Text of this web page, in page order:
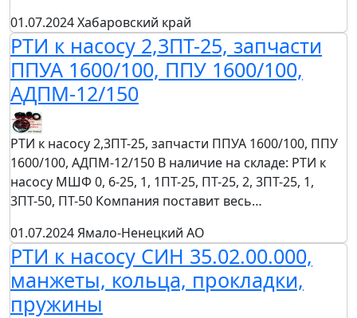
01.07.2024Хабаровский край
РТИ к насосу 2,3ПТ-25, запчасти
ППУА 1600/100, ППУ 1600/100,
АДПМ-12/150
РТИ к насосу 2,3ПТ-25, запчасти ППУА 1600/100, ППУ
1600/100, АДПМ-12/150 В наличие на складе: РТИ к
насосу МШФ 0, 6-25, 1, 1ПТ-25, ПТ-25, 2, 3ПТ-25, 1,
3ПТ-50, ПТ-50 Компания поставит весь…
01.07.2024Ямало-Ненецкий АО
РТИ к насосу СИН 35.02.00.000,
манжеты, кольца, прокладки,
пружины